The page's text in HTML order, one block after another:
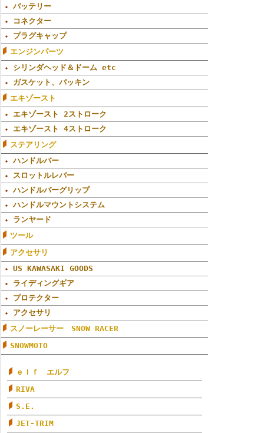
バッテリー
コネクター
プラグキャップ
エンジンパーツ
シリンダヘッド＆ドーム etc
ガスケット、パッキン
エキゾースト
エキゾースト 2ストローク
エキゾースト 4ストローク
ステアリング
ハンドルバー
スロットルレバー
ハンドルバーグリップ
ハンドルマウントシステム
ランヤード
ツール
アクセサリ
US KAWASAKI GOODS
ライディングギア
プロテクター
アクセサリ
スノーレーサー SNOW RACER
SNOWMOTO
ｅｌｆ エルフ
RIVA
S.E.
JET-TRIM